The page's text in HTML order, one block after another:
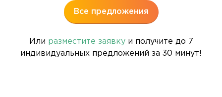
Все предложения
Или разместите заявкуи получите до 7
индивидуальных предложений за 30 минут!